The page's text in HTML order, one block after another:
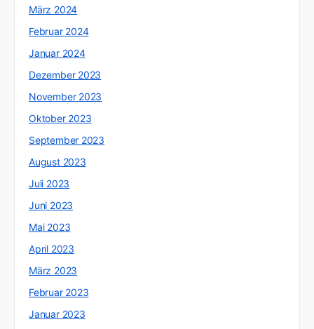
März 2024
Februar 2024
Januar 2024
Dezember 2023
November 2023
Oktober 2023
September 2023
August 2023
Juli 2023
Juni 2023
Mai 2023
April 2023
März 2023
Februar 2023
Januar 2023